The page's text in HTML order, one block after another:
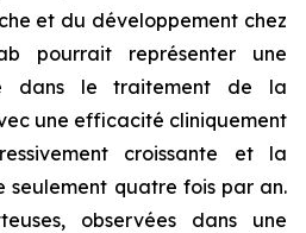
et du développement chez
pourrait représenter une
dans le traitement de la
une efficacité cliniquement
croissante et la
seulement quatre fois par an.
observées dans une